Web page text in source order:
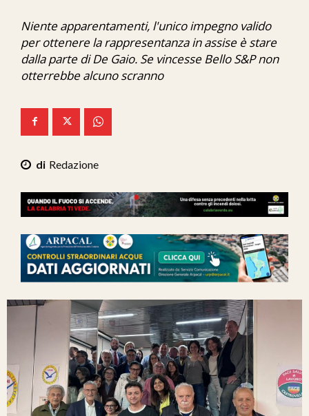
Ita-Mondo
C7 Play
Mix Zone
Niente apparentamenti, l'unico impegno valido
per ottenere la rappresentanza in assise è stare
dalla parte di De Gaio. Se vincesse Bello S&P non
otterrebbe alcuno scranno
Redazione